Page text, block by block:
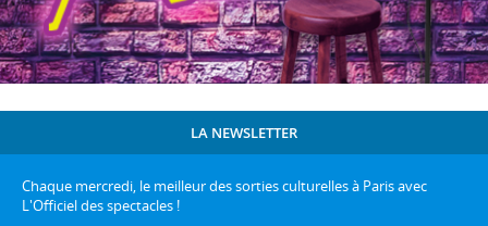
LA NEWSLETTER
Chaque mercredi, le meilleur des sorties culturelles à Paris avec
L'Officiel des spectacles !